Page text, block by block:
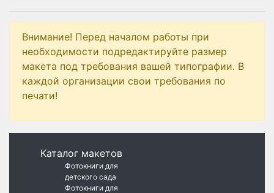
Внимание! Перед началом работы при
необходимости подредактируйте размер
макета под требования вашей типографии. В
каждой организации свои требования по
печати!
Каталог макетов
Фотокниги для
детского сада
Фотокниги для